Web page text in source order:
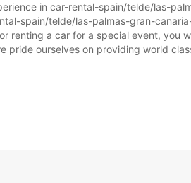
in car-rental-spain/telde/las-
spain/telde/las-palmas-gran-
a car for a special event, you
pride ourselves on providing world